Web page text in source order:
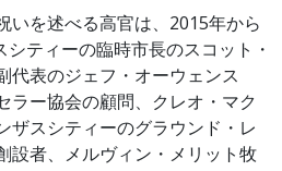
いを述べる高官は、2015年から
ティーの臨時市長のスコット・
代表のジェフ・オーウェンス
ラー協会の顧問、クレオ・マク
ザスシティーのグラウンド・レ
設者、メルヴィン・メリット牧